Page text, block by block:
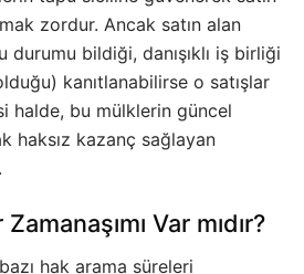
zordur. Ancak satın alan
bildiği, danışıklı iş birliği
kanıtlanabilirse o satışlar
halde, bu mülklerin güncel
haksız kazanç sağlayan
Var mıdır?
hak arama süreleri